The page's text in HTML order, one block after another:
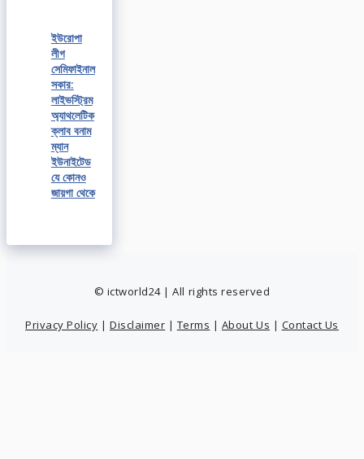
ইউরোপা
লীগ
সেমিফাইনাল
সকার:
লাইভস্ট্রিম
অ্যাথলেটিক
ক্লাব বনাম
ম্যান
ইউনাইটেড
যে কোনও
জায়গা থেকে
© ictworld24 | All rights reserved
Privacy Policy | Disclaimer | Terms | About Us | Contact Us